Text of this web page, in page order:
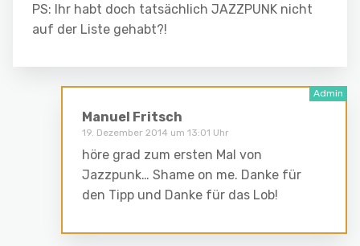
PS: Ihr habt doch tatsächlich JAZZPUNK nicht
auf der Liste gehabt?!
Manuel Fritsch
19. Dezember 2014 um 13:01 Uhr
höre grad zum ersten Mal von
Jazzpunk… Shame on me. Danke für
den Tipp und Danke für das Lob!